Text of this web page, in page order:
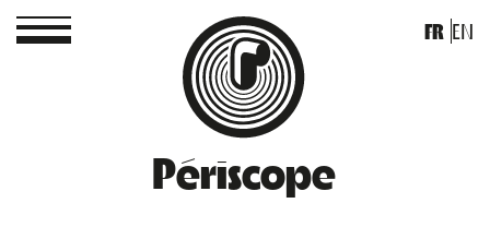
Périscope
FR EN